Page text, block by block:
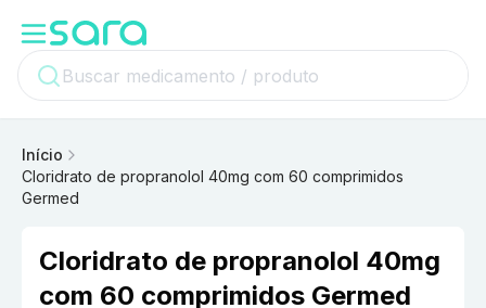
Início
Cloridrato de propranolol 40mg com 60 comprimidos
Germed
Cloridrato de propranolol 40mg
com 60 comprimidos Germed